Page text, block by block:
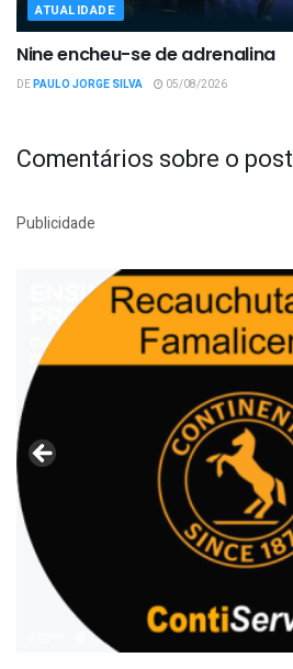
ATUALIDADE
Nine encheu-se de adrenalina
DEPAULO JORGE SILVA 05/08/2026
Comentários sobre o post
Publicidade